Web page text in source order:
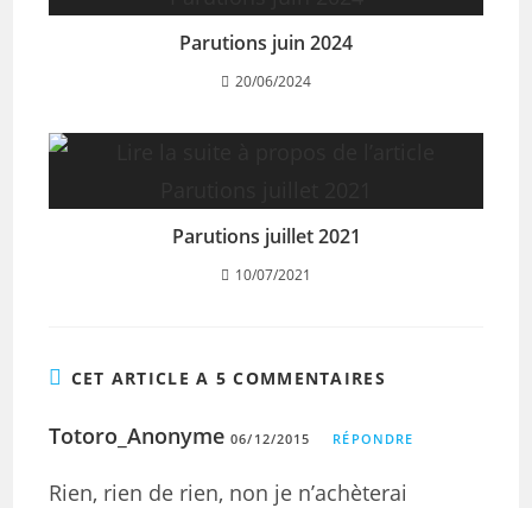
Parutions juin 2024
20/06/2024
Parutions juillet 2021
10/07/2021
CET ARTICLE A 5 COMMENTAIRES
Totoro_Anonyme 06/12/2015 RÉPONDRE
Rien, rien de rien, non je n’achèterai